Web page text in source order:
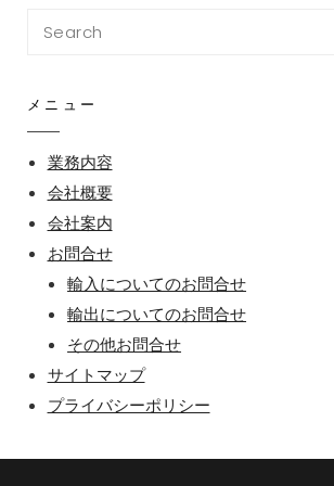
Search
メニュー
業務内容
会社概要
会社案内
お問合せ
輸入についてのお問合せ
輸出についてのお問合せ
その他お問合せ
サイトマップ
プライバシーポリシー